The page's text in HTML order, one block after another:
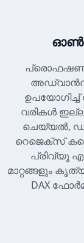
വരികൾ
ചെയ്യൽ,
റെജെക്സ്
പ്രിവ്യൂ
മാറ്റങ്ങളും
DAX